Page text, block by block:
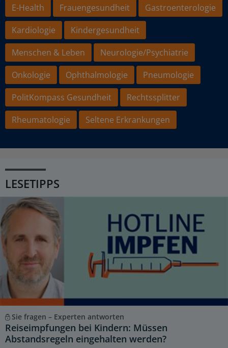
E-Health
Frauengesundheit
Gastroenterologie
Kardiologie
Kindergesundheit
Menschen & Leben
Neurologie/Psychiatrie
Onkologie
Ophthalmologie
Pneumologie
PolitKompass Gesundheit
Rechtssplitter
Rheumatologie
Seltene Erkrankungen
LESETIPPS
Sie fragen – Experten antworten
Reiseimpfungen bei Kindern: Müssen
Abstandsregeln eingehalten werden?